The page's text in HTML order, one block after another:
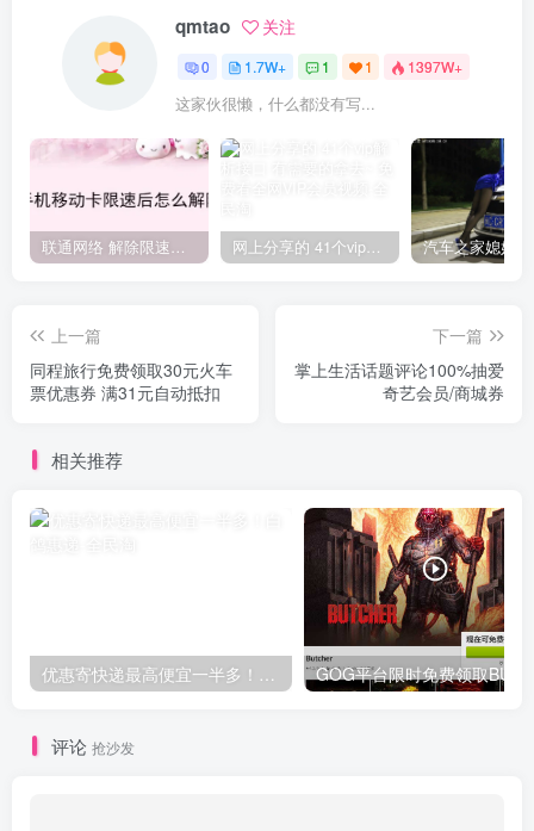
qmtao 关注
0 1.7W+ 1 1 1397W+
这家伙很懒，什么都没有写...
联通网络 解除限速方法参考！畅享、畅玩、老白干等及其它地区自测了 网上分享的 41个vip解析接口 有需要的拿去~ 免费看全网VIP会员视频
上一篇
同程旅行免费领取30元火车
票优惠券 满31元自动抵扣
下一篇
掌上生活话题评论100%抽爱
奇艺会员/商城券
相关推荐
优惠寄快递最高便宜一半多！白鸽惠递
评论 抢沙发